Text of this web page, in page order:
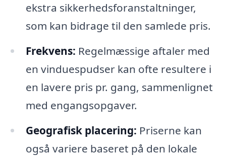
ekstra sikkerhedsforanstaltninger,
som kan bidrage til den samlede pris.
Frekvens: Regelmæssige aftaler med
en vinduespudser kan ofte resultere i
en lavere pris pr. gang, sammenlignet
med engangsopgaver.
Geografisk placering: Priserne kan
også variere baseret på den lokale